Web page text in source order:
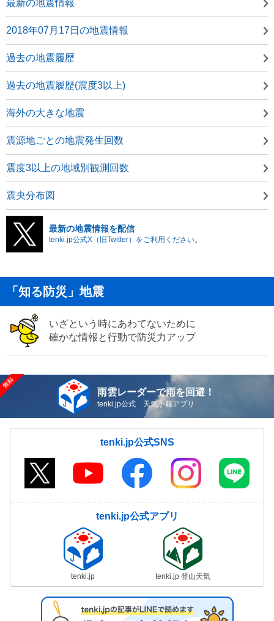
最新の地震情報
2018年07月17日の地震情報
過去の地震履歴
過去の地震履歴(震度3以上)
海外の大きな地震
震源地ごとの地震発生回数
震度3以上の地域別観測回数
震央分布図
最新の地震情報を配信
tenki.jp公式X（旧Twitter）をご利用ください。
「知る防災」地震
いざという時にあわてないために
確かな情報と行動で防災力アップ
雨雲レーダーで雨を回避！
tenki.jp公式 天気予報アプリ
tenki.jp公式SNS
tenki.jp公式アプリ
tenki.jp tenki.jp 登山天気